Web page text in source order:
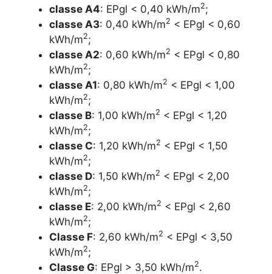
classe A4: EPgl < 0,40 kWh/m2;
classe A3: 0,40 kWh/m2 < EPgl < 0,60
kWh/m2;
classe A2: 0,60 kWh/m2 < EPgl < 0,80
kWh/m2;
classe A1: 0,80 kWh/m2 < EPgl < 1,00
kWh/m2;
classe B: 1,00 kWh/m2 < EPgl < 1,20
kWh/m2;
classe C: 1,20 kWh/m2 < EPgl < 1,50
kWh/m2;
classe D: 1,50 kWh/m2 < EPgl < 2,00
kWh/m2;
classe E: 2,00 kWh/m2 < EPgl < 2,60
kWh/m2;
Classe F: 2,60 kWh/m2 < EPgl < 3,50
kWh/m2;
Classe G: EPgl > 3,50 kWh/m2.